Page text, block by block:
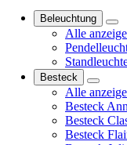
Beleuchtung
Alle
Besteck
Alle
Besteck
Besteck
Besteck